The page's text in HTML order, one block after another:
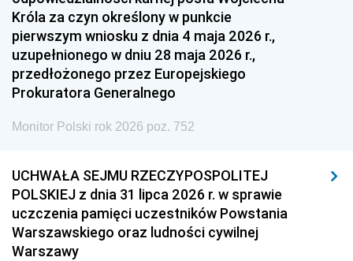
Króla za czyn określony w punkcie
pierwszym wniosku z dnia 4 maja 2026 r.,
uzupełnionego w dniu 28 maja 2026 r.,
przedłożonego przez Europejskiego
Prokuratora Generalnego
Monitor Polski rok 2026 poz. 752
UCHWAŁA SEJMU RZECZYPOSPOLITEJ
POLSKIEJ z dnia 31 lipca 2026 r. w sprawie
uczczenia pamięci uczestników Powstania
Warszawskiego oraz ludności cywilnej
Warszawy